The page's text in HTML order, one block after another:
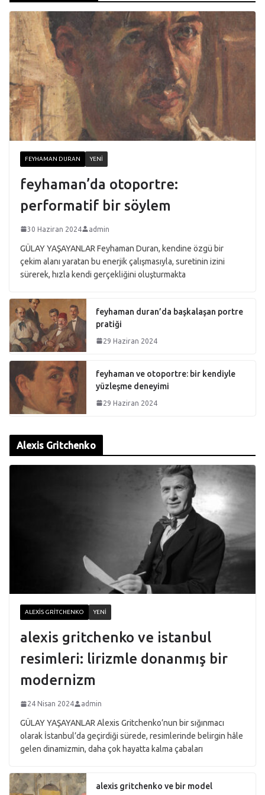
FEYHAMAN DURAN YENI
feyhaman’da otoportre:
performatif bir söylem
30 Haziran 2024 admin
GÜLAY YAŞAYANLAR Feyhaman Duran, kendine özgü bir
çekim alanı yaratan bu enerjik çalışmasıyla, suretinin izini
sürerek, hızla kendi gerçekliğini oluşturmakta
feyhaman duran’da başkalaşan portre
pratiği
29 Haziran 2024
feyhaman ve otoportre: bir kendiyle
yüzleşme deneyimi
29 Haziran 2024
Alexis Gritchenko
ALEXIS GRITCHENKO YENI
alexis gritchenko ve istanbul
resimleri: lirizmle donanmış bir
modernizm
24 Nisan 2024 admin
GÜLAY YAŞAYANLAR Alexis Gritchenko’nun bir sığınmacı
olarak İstanbul’da geçirdiği sürede, resimlerinde belirgin hâle
gelen dinamizmin, daha çok hayatta kalma çabaları
alexis gritchenko ve bir model